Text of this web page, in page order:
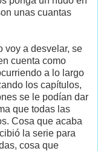
unas cuantas
voy a desvelar, se
cuenta como
a lo largo
los capítulos,
se le podían dar
que todas las
Cosa que acaba
la serie para
cosa que